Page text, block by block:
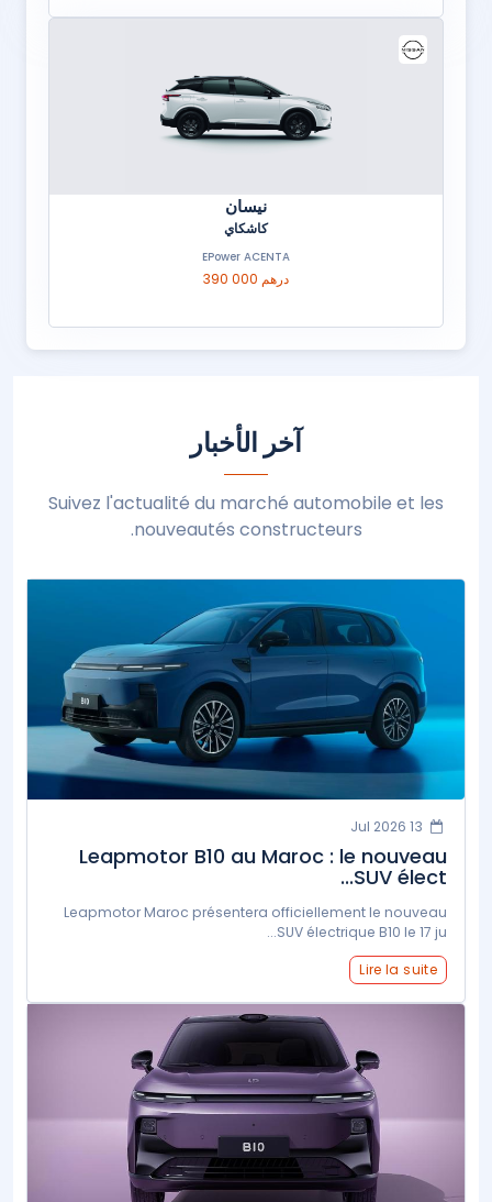
نيسان
كاشكاي
EPower ACENTA
390 000 درهم
آخر الأخبار
Suivez l'actualité du marché automobile et les
nouveautés constructeurs.
Leapmotor B10 au Maroc : le nouveau
SUV élect...
Leapmotor Maroc présentera officiellement le nouveau
SUV électrique B10 le 17 ju...
Lire la suite